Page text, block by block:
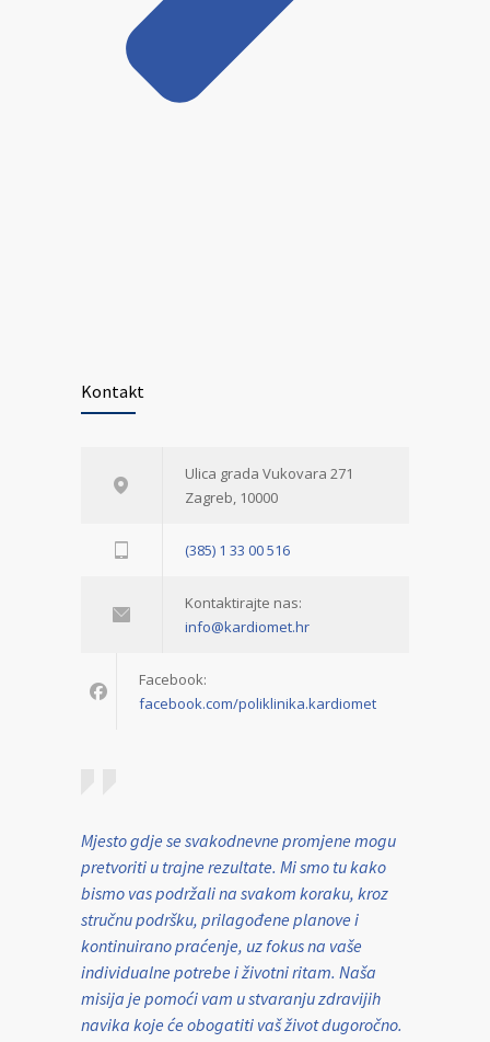
Kontakt
Ulica grada Vukovara 271
Zagreb, 10000
(385) 1 33 00 516
Kontaktirajte nas:
info@kardiomet.hr
Facebook:
facebook.com/poliklinika.kardiomet
Mjesto gdje se svakodnevne promjene mogu
pretvoriti u trajne rezultate. Mi smo tu kako
bismo vas podržali na svakom koraku, kroz
stručnu podršku, prilagođene planove i
kontinuirano praćenje, uz fokus na vaše
individualne potrebe i životni ritam. Naša
misija je pomoći vam u stvaranju zdravijih
navika koje će obogatiti vaš život dugoročno.